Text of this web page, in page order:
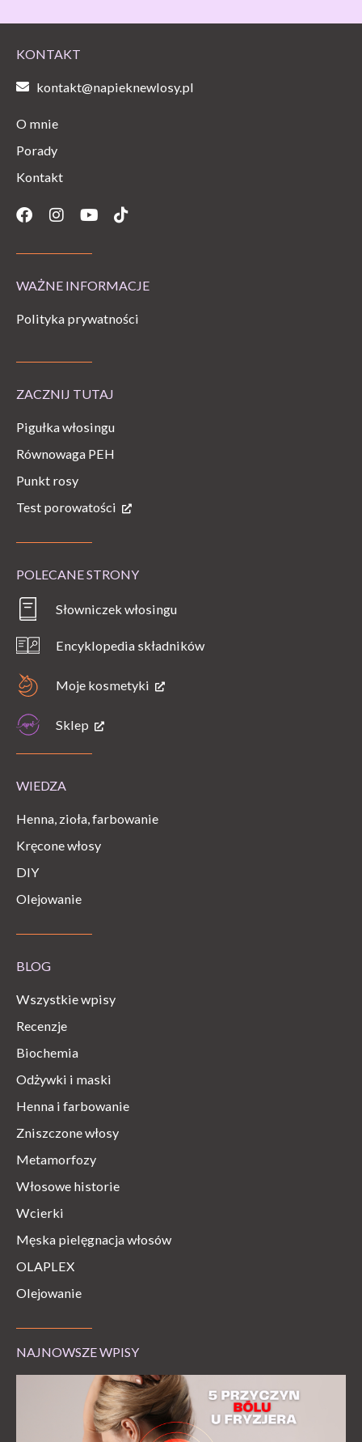
KONTAKT
kontakt@napieknewlosy.pl
O mnie
Porady
Kontakt
Facebook
Instagram
YoutubeTiktok
WAŻNE INFORMACJE
Polityka prywatności
ZACZNIJ TUTAJ
Pigułka włosingu
Równowaga PEH
Punkt rosy
Test porowatości
POLECANE STRONY
Słowniczek włosingu
Encyklopedia składników
Moje kosmetyki
Sklep
WIEDZA
Henna, zioła, farbowanie
Kręcone włosy
DIY
Olejowanie
BLOG
Wszystkie wpisy
Recenzje
Biochemia
Odżywki i maski
Henna i farbowanie
Zniszczone włosy
Metamorfozy
Włosowe historie
Wcierki
Męska pielęgnacja włosów
OLAPLEX
Olejowanie
NAJNOWSZE WPISY